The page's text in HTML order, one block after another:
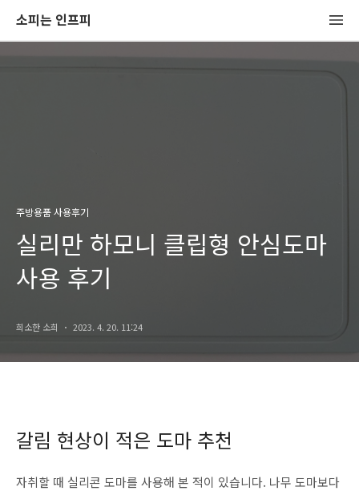
소피는 인프피
주방용품 사용후기
실리만 하모니 클립형 안심도마
사용 후기
희소한 소희 2023. 4. 20. 11:24
갈림 현상이 적은 도마 추천
자취할 때 실리콘 도마를 사용해 본 적이 있습니다. 나무 도마보다